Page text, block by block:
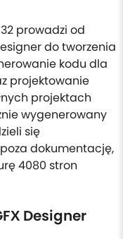
prowadzi od
do tworzenia
kodu dla
projektowanie
projektach
wygenerowany
się
dokumentację,
4080 stron
Designer